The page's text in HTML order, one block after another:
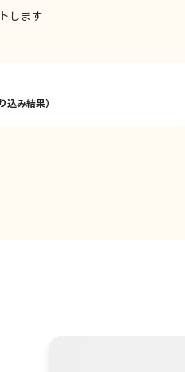
します
込み結果）